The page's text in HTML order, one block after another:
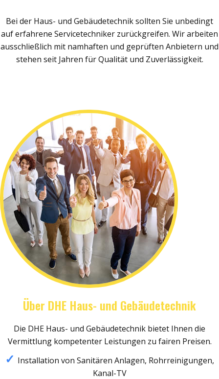
Bei der Haus- und Gebäudetechnik sollten Sie unbedingt
auf erfahrene Servicetechniker zurückgreifen. Wir arbeiten
ausschließlich mit namhaften und geprüften Anbietern und
stehen seit Jahren für Qualität und Zuverlässigkeit.
Über DHE Haus- und Gebäudetechnik
Die DHE Haus- und Gebäudetechnik bietet Ihnen die
Vermittlung kompetenter Leistungen zu fairen Preisen.
Installation von Sanitären Anlagen, Rohrreinigungen,
Kanal-TV